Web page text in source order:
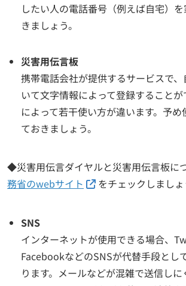
したい人の電話番号（例えば自宅）
きましょう。
災害用伝言板
携帯電話会社が提供するサービスで
いて文字情報によって登録すること
によって若干使い方が違います。予
ておきましょう。
◆災害用伝言ダイヤルと災害用伝言板に
務省のwebサイト
をチェックしましょ
SNS
インターネットが使用できる場合、
FacebookなどのSNSが代替手段とし
ります。メールなどが混雑で送信しに